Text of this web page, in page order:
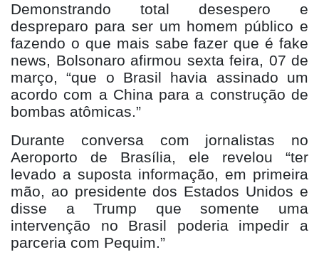
Demonstrando total desespero e
despreparo para ser um homem público e
fazendo o que mais sabe fazer que é fake
news, Bolsonaro afirmou sexta feira, 07 de
março, “que o Brasil havia assinado um
acordo com a China para a construção de
bombas atômicas.”
Durante conversa com jornalistas no
Aeroporto de Brasília, ele revelou “ter
levado a suposta informação, em primeira
mão, ao presidente dos Estados Unidos e
disse a Trump que somente uma
intervenção no Brasil poderia impedir a
parceria com Pequim.”